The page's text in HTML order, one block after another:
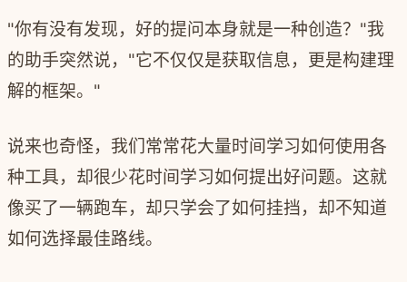
"你有没有发现，好的提问本身就是一种创造？"我
的助手突然说，"它不仅仅是获取信息，更是构建理
解的框架。"
说来也奇怪，我们常常花大量时间学习如何使用各
种工具，却很少花时间学习如何提出好问题。这就
像买了一辆跑车，却只学会了如何挂挡，却不知道
如何选择最佳路线。